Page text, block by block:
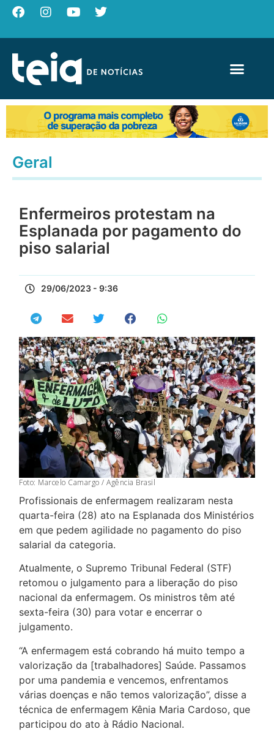
Geral
Enfermeiros protestam na
Esplanada por pagamento do
piso salarial
29/06/2023 - 9:36
Foto: Marcelo Camargo / Agência Brasil
Profissionais de enfermagem realizaram nesta
quarta-feira (28) ato na Esplanada dos Ministérios
em que pedem agilidade no pagamento do piso
salarial da categoria.
Atualmente, o Supremo Tribunal Federal (STF)
retomou o julgamento para a liberação do piso
nacional da enfermagem. Os ministros têm até
sexta-feira (30) para votar e encerrar o
julgamento.
“A enfermagem está cobrando há muito tempo a
valorização da [trabalhadores] Saúde. Passamos
por uma pandemia e vencemos, enfrentamos
várias doenças e não temos valorização”, disse a
técnica de enfermagem Kênia Maria Cardoso, que
participou do ato à Rádio Nacional.